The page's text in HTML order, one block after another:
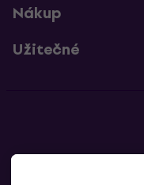
Nákup
Užitečné